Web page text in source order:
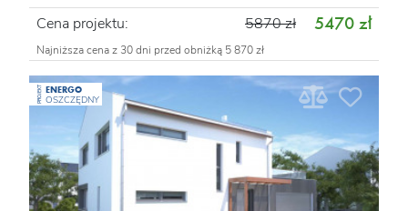
Cena projektu: 5470 zł
5870 zł
Najniższa cena z 30 dni przed obniżką 5 870 zł
PROJEKT ENERGO
OSZCZĘDNY